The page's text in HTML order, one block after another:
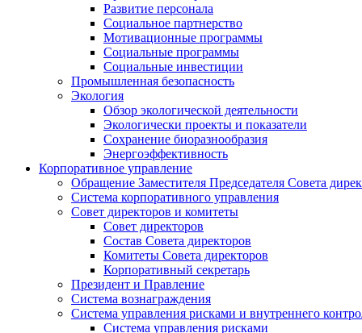
Развитие персонала
Социальное партнерство
Мотивационные программы
Социальные программы
Социальные инвестиции
Промышленная безопасность
Экология
Обзор экологической деятельности
Экологически проекты и показатели
Сохранение биоразнообразия
Энергоэффективность
Корпоративное управление
Обращение Заместителя Председателя Совета
Система корпоративного управления
Совет директоров и комитеты
Совет директоров
Состав Совета директоров
Комитеты Совета директоров
Корпоративный секретарь
Президент и Правление
Система вознаграждения
Система управления рисками и внутреннего
Система управления рисками